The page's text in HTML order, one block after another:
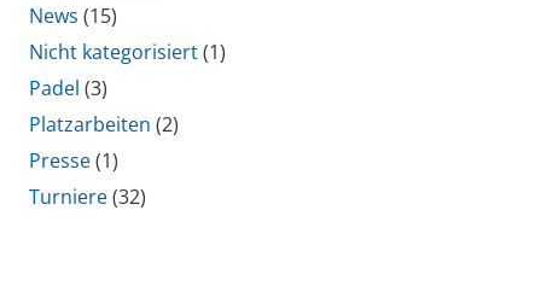
News (15)
Nicht kategorisiert(1)
Padel (3)
Platzarbeiten (2)
Presse(1)
Turniere(32)